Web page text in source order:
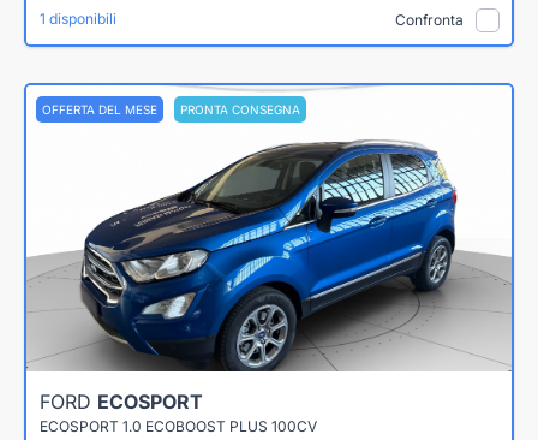
1 disponibili Confronta
OFFERTA DEL MESE PRONTA CONSEGNA
FORD ECOSPORT
ECOSPORT 1.0 ECOBOOST PLUS 100CV